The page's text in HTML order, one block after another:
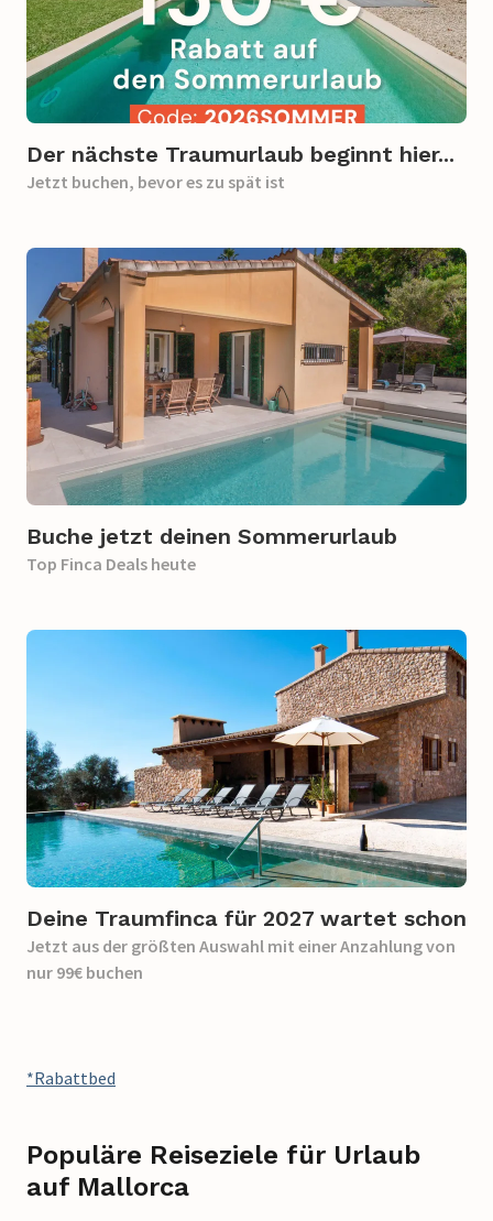
Der nächste Traumurlaub beginnt hier...
Jetzt buchen, bevor es zu spät ist
Buche jetzt deinen Sommerurlaub
Top Finca Deals heute​
Deine Traumfinca für 2027 wartet schon
Jetzt aus der größten Auswahl mit einer Anzahlung von
nur 99€ buchen
*Rabattbed
Populäre Reiseziele für Urlaub
auf Mallorca